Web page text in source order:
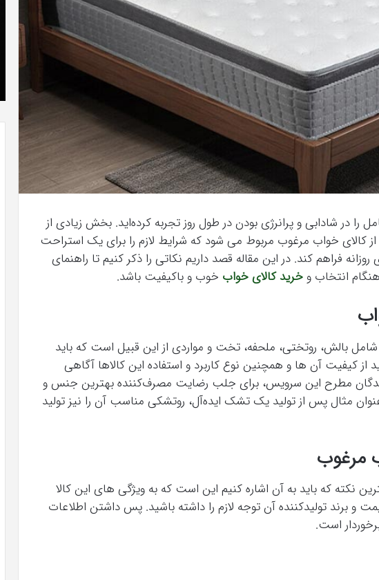
را در شادابی و پرانرژی بودن در طول روز تجربه کرده‌اید. بخش زیادی از
کالای خواب مرغوب مربوط می شود که شرایط لازم را برای یک استراحت
فراهم کند. در این مقاله قصد داریم نکاتی را ذکر کنیم تا راهنمای
انتخاب و خرید کالای خواب خوب و باکیفیت باشد.
بالش، روتختی، ملحفه، تخت و مواردی از این قبیل است که باید
از کیفیت آن‌ ها و همچنین نوع کاربرد و استفاده این کالا‌ها آگاهی
مطرح این سرویس، برای جلب رضایت مصرف‌کننده بهترین جنس و
مثال پس از تولید یک تشک ایده‌آل، روتشکی مناسب آن را نیز تولید
مرغوب
نکته که باید به آن اشاره کنیم این است که به ویژگی ‌های این کالا
و برند تولیدکننده آن توجه لازم را داشته باشید. پس داشتن اطلاعات
است.
وحشی !
موفق
خواهد
بود.
آذر 23, 1398
کریستن بل می دانست که “فروزن 2” موفق
خواهد بود.
از